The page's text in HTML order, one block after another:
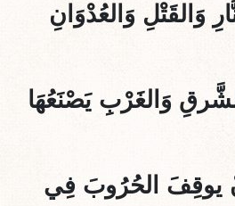
وَالقَتْلِ وَالعُدْوَانِ
وَالغَرْبِ يَصْنَعُهَا
أنْ يوقِفَ الحُرُوبَ فِي